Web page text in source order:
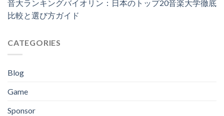
音大ランキングバイオリン：日本のトップ20音楽大学徹底
比較と選び方ガイド
CATEGORIES
Blog
Game
Sponsor